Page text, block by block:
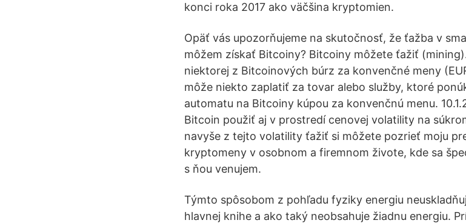
konci roka 2017 ako väčšina kryptomien.
Opäť vás upozorňujeme na skutočnosť, že ťažba v
môžem získať Bitcoiny? Bitcoiny môžete ťažiť
niektorej z Bitcoinových búrz za konvenčné meny
môže niekto zaplatiť za tovar alebo služby, ktoré
automatu na Bitcoiny kúpou za konvenčnú menu.
Bitcoin použiť aj v prostredí cenovej volatility na
navyše z tejto volatility ťažiť si môžete pozrieť moju
kryptomeny v osobnom a firemnom živote, kde sa
s ňou venujem.
Týmto spôsobom z pohľadu fyziky energiu
hlavnej knihe a ako taký neobsahuje žiadnu energiu.